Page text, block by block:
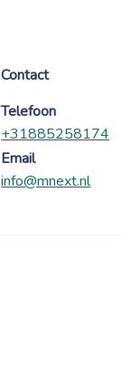
Contact
Telefoon
+31885258174
Email
info@mnext.nl